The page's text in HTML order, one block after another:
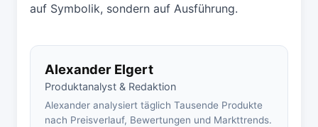
auf Symbolik, sondern auf Ausführung.
Alexander Elgert
Produktanalyst & Redaktion
Alexander analysiert täglich Tausende Produkte
nach Preisverlauf, Bewertungen und Markttrends.